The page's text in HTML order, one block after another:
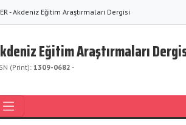
- Akdeniz Eğitim Araştırmaları Dergisi
Eğitim Araştırmaları
(Print): 1309-0682 -